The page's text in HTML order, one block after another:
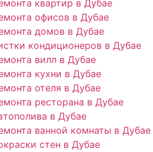
квартир в Дубае
офисов в Дубае
домов в Дубае
кондиционеров в Дубае
вилл в Дубае
кухни в Дубае
отеля в Дубае
ресторана в Дубае
в Дубае
ванной комнаты в Дубае
стен в Дубае